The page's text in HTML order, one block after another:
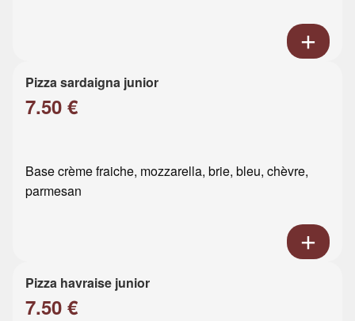
Pizza sardaigna junior
7.50 €
Base crème fraiche, mozzarella, brie, bleu, chèvre,
parmesan
Pizza havraise junior
7.50 €